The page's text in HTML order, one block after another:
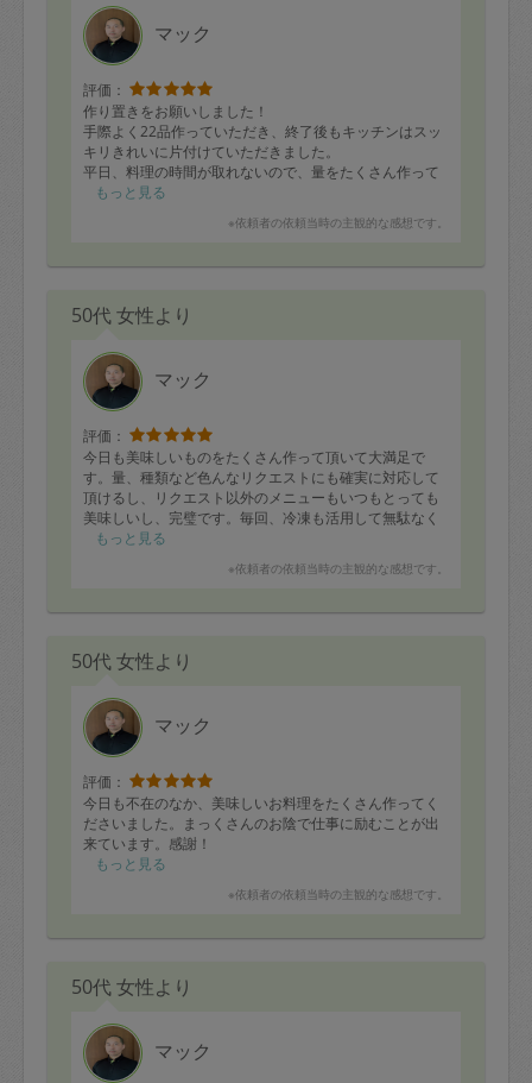
マック
評価：
作り置きをお願いしました！
手際よく22品作っていただき、終了後もキッチンはスッ
キリきれいに片付けていただきました。
平日、料理の時間が取れないので、量をたくさん作って
いただいて助かりました。
もっと見る
※依頼者の依頼当時の主観的な感想です。
50代 女性より
マック
評価：
今日も美味しいものをたくさん作って頂いて大満足で
す。量、種類など色んなリクエストにも確実に対応して
頂けるし、リクエスト以外のメニューもいつもとっても
美味しいし、完璧です。毎回、冷凍も活用して無駄なく
頂いています。また次回が楽しみです！
もっと見る
※依頼者の依頼当時の主観的な感想です。
50代 女性より
マック
評価：
今日も不在のなか、美味しいお料理をたくさん作ってく
ださいました。まっくさんのお陰で仕事に励むことが出
来ています。感謝！
もっと見る
※依頼者の依頼当時の主観的な感想です。
50代 女性より
マック